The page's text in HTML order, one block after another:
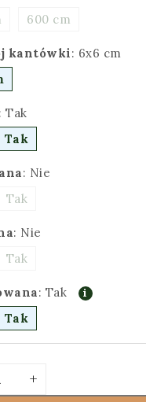
600 cm
kantówki: 6x6 cm
: Tak
Tak
: Nie
Tak
: Nie
Tak
: Tak
Tak
+